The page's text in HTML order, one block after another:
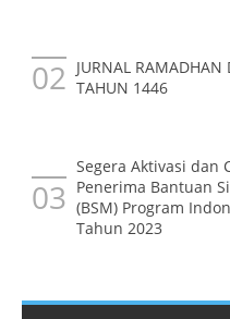
JURNAL RAMADHAN
TAHUN 1446
Segera Aktivasi dan
Penerima Bantuan
(BSM) Program
Tahun 2023